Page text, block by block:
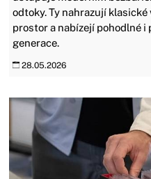
odtoky. Ty nahrazují
prostor a nabízejí pohodlné
generace.
28.05.2026